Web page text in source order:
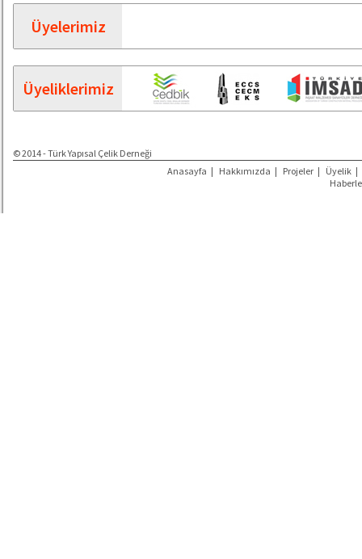
Üyelerimiz
Üyeliklerimiz
© 2014 - Türk Yapısal Çelik Derneği
Anasayfa | Hakkımızda | Projeler | Üyelik |